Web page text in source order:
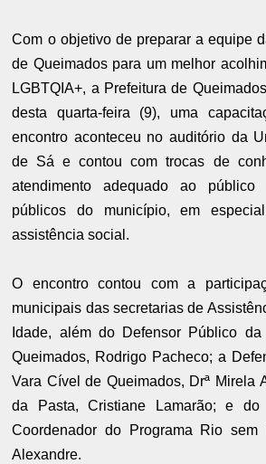
Com o objetivo de preparar a equipe
de Queimados para um melhor
LGBTQIA+, a Prefeitura de
desta quarta-feira (9), uma
encontro aconteceu no auditório da
de Sá e contou com trocas de
atendimento adequado ao público
públicos do município, em
assistência social.
O encontro contou com a
municipais das secretarias de
Idade, além do Defensor Público
Queimados, Rodrigo Pacheco; a
Vara Cível de Queimados, Drª Mirela
da Pasta, Cristiane Lamarão; e do
Coordenador do Programa Rio sem
Alexandre.